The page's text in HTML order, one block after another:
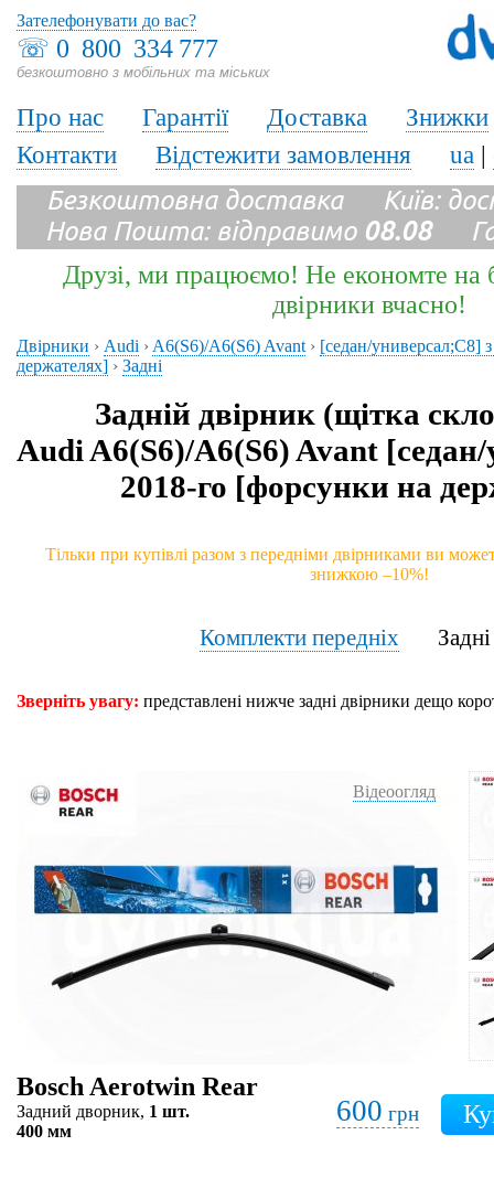
☏ 0 800 334 777
безкоштовно з мобільних та міських
Зателефонувати до вас?
Про нас Гарантії Доставка
Знижки
Контакти
Відстежити замовлення ua |
Безкоштовна доставка Київ:
Нова Пошта: відправимо 08.08
Друзі, ми працюємо! Не економте на
двірники вчасно!
Двірники › Audi › A6(S6)/A6(S6) Avant › [седан/универсал;C8]
держателях] › Задні
Задній двірник (щітка
Audi A6(S6)/A6(S6) Avant
2018-го [форсунки на
Тільки при купівлі разом з передніми двірниками ви
знижкою –10%!
Комплекти передніх
Зверніть увагу: представлені нижче задні двірники дещо
Відеоогляд
Bosch Aerotwin Rear
Задний дворник, 1 шт.
400 мм
600 грн